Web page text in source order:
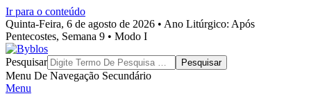
Ir para o conteúdo
Quinta-Feira, 6 de agosto de 2026 • Ano Litúrgico: Após
Pentecostes, Semana 9 • Modo I
Byblos
Pesquisar
Menu De Navegação Secundário
Menu